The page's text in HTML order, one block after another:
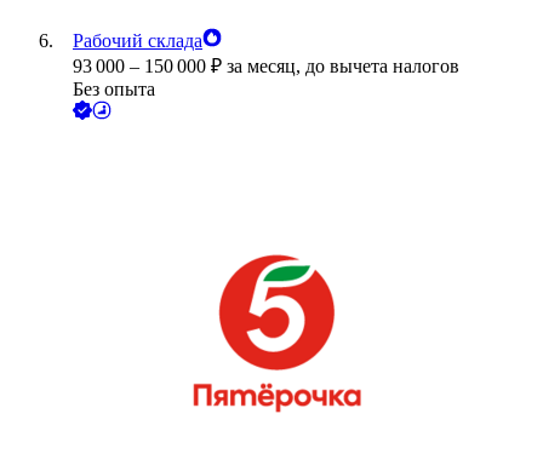
Рабочий склада
93 000 – 150 000 ₽ за месяц, до вычета налогов
Без опыта